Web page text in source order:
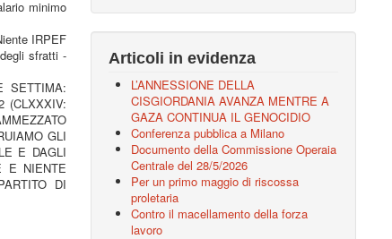
minimo
IRPEF
sfratti -
SETTIMA:
(CLXXXIV:
GLI
E DAGLI
E NIENTE
DI
Articoli in evidenza
L’ANNESSIONE DELLA
CISGIORDANIA AVANZA MENTRE A
GAZA CONTINUA IL GENOCIDIO
Conferenza pubblica a Milano
Documento della Commissione Operaia
Centrale del 28/5/2026
Per un primo maggio di riscossa
proletaria
Contro il macellamento della forza
lavoro